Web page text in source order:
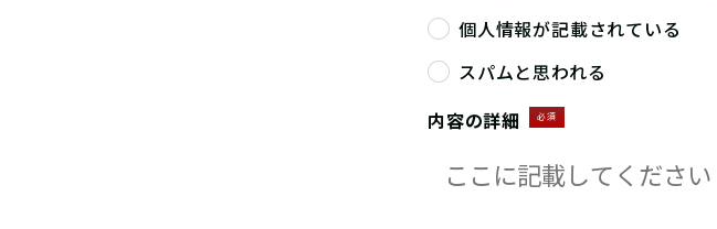
個人情報が記載されている
スパムと思われる
内容の詳細
必須